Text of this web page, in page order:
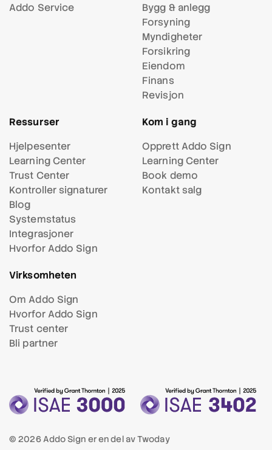
Addo Service
Bygg & anlegg
Forsyning
Myndigheter
Forsikring
Eiendom
Finans
Revisjon
Ressurser
Hjelpesenter
Learning Center
Trust Center
Kontroller signaturer
Blog
Systemstatus
Integrasjoner
Hvorfor Addo Sign
Kom i gang
Opprett Addo Sign
Learning Center
Book demo
Kontakt salg
Virksomheten
Om Addo Sign
Hvorfor Addo Sign
Trust center
Bli partner
© 2026 Addo Sign er en del avTwoday